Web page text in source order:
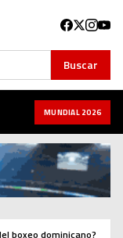
Buscar
MUNDIAL 2026
boxeo dominicano?